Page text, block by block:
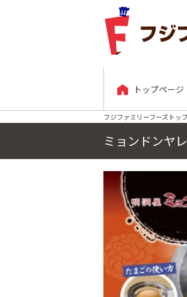
トップページ
フジファミリーフーズトッ
ミョンドンヤ